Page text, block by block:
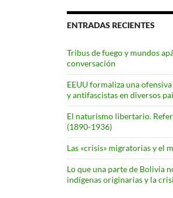
ENTRADAS RECIENTES
Tribus de fuego y mundos
conversación
EEUU formaliza una
y antifascistas en diversos
El naturismo libertario.
(1890-1936)
Las «crisis» migratorias y el
Lo que una parte de Bolivia
indígenas originarias y la